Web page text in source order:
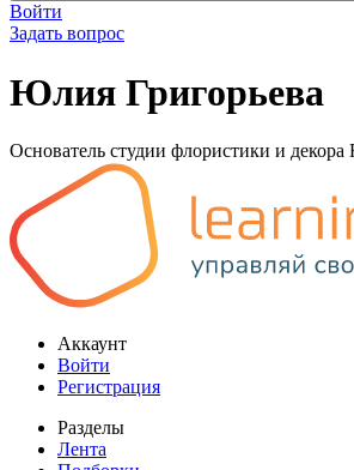
Войти
Задать вопрос
Юлия Григорьева
Основатель студии флористики и декора
Аккаунт
Войти
Регистрация
Разделы
Лента